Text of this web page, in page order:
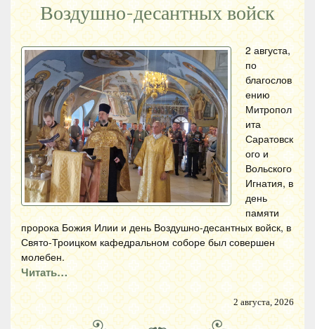
Воздушно-десантных войск
2 августа,
по
благослов
ению
Митропол
ита
Саратовск
ого и
Вольского
Игнатия, в
день
памяти
пророка Божия Илии и день Воздушно-десантных войск, в
Свято-Троицком кафедральном соборе был совершен
молебен.
Читать…
2 августа, 2026